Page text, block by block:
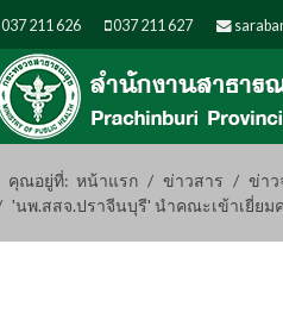
037 211 626 037 211 627
คุณอยู่ที่: หน้าแรก ข่าวสาร ข่าว
'นพ.สสจ.ปราจีนบุรี' นำคณะเข้าเยี่ยม